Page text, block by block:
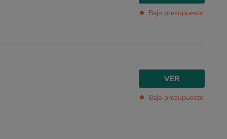
Bajo presupuesto
VER
Bajo presupuesto